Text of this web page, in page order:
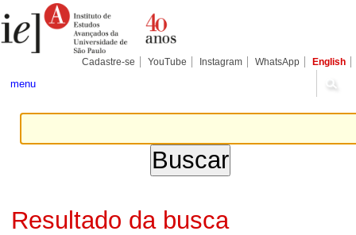
para
conteúdo.
Pessoais
Cadastre-se YouTube Instagram WhatsApp English
menu
Resultado da busca